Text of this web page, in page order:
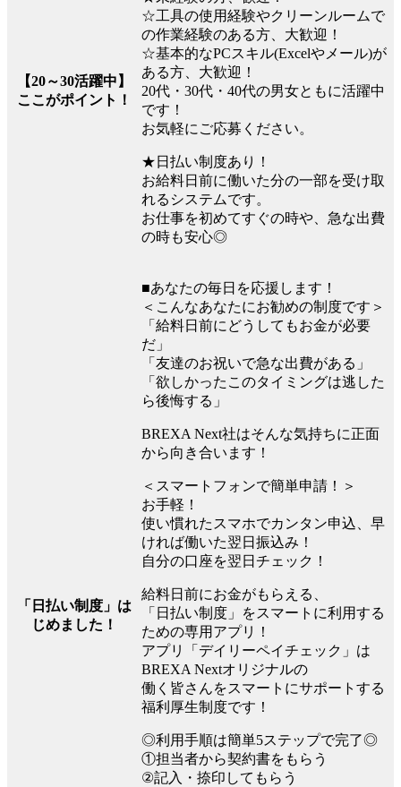
【20～30活躍中】
ここがポイント！
☆工具の使用経験やクリーンルームで
の作業経験のある方、大歓迎！
☆基本的なPCスキル(Excelやメール)が
ある方、大歓迎！
20代・30代・40代の男女ともに活躍中
です！
お気軽にご応募ください。
★日払い制度あり！
お給料日前に働いた分の一部を受け取
れるシステムです。
お仕事を初めてすぐの時や、急な出費
の時も安心◎
「日払い制度」は
じめました！
■あなたの毎日を応援します！
＜こんなあなたにお勧めの制度です＞
「給料日前にどうしてもお金が必要
だ」
「友達のお祝いで急な出費がある」
「欲しかったこのタイミングは逃した
ら後悔する」
BREXA Next社はそんな気持ちに正面
から向き合います！
＜スマートフォンで簡単申請！＞
お手軽！
使い慣れたスマホでカンタン申込、早
ければ働いた翌日振込み！
自分の口座を翌日チェック！
給料日前にお金がもらえる、
「日払い制度」をスマートに利用する
ための専用アプリ！
アプリ「デイリーペイチェック」は
BREXA Nextオリジナルの
働く皆さんをスマートにサポートする
福利厚生制度です！
◎利用手順は簡単5ステップで完了◎
①担当者から契約書をもらう
②記入・捺印してもらう